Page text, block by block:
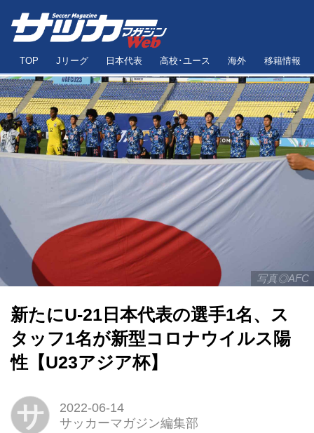
TOP Jリーグ 日本代表 高校･ユース 海外 移籍情報
写真◎AFC
新たにU-21日本代表の選手1名、ス
タッフ1名が新型コロナウイルス陽
性【U23アジア杯】
サ
2022-06-14
サッカーマガジン編集部